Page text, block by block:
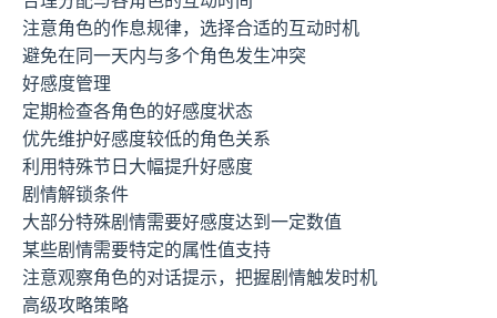
注意角色的作息规律，选择合适的互动时机
避免在同一天内与多个角色发生冲突
好感度管理
定期检查各角色的好感度状态
优先维护好感度较低的角色关系
利用特殊节日大幅提升好感度
剧情解锁条件
大部分特殊剧情需要好感度达到一定数值
某些剧情需要特定的属性值支持
注意观察角色的对话提示，把握剧情触发时机
高级攻略策略